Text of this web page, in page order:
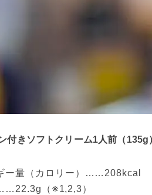
付きソフトクリーム1人前（
ー量（カロリー）……208kcal
（※1,2,3）